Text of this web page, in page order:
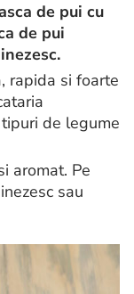
de pui cu
de pui
rapida si foarte
de legume
aromat. Pe
sau